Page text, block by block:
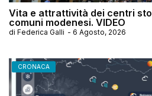
Vita e attrattività dei centri
comuni modenesi. VIDEO
di Federica Galli - 6 Agosto, 2026
CRONACA